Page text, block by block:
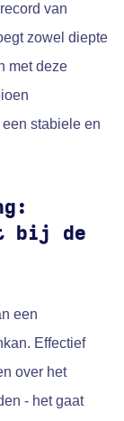
van
zowel diepte
met deze
stabiele en
bij de
een
Effectief
over het
- het gaat